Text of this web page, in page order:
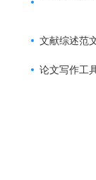
文献综述范
论文写作工